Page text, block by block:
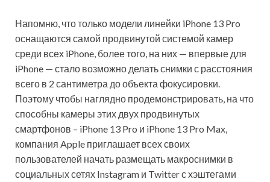
Напомню, что только модели линейки iPhone 13 Pro
оснащаются самой продвинутой системой камер
среди всех iPhone, более того, на них — впервые для
iPhone — стало возможно делать снимки с расстояния
всего в 2 сантиметра до объекта фокусировки.
Поэтому чтобы наглядно продемонстрировать, на что
способны камеры этих двух продвинутых
смартфонов – iPhone 13 Pro и iPhone 13 Pro Max,
компания Apple приглашает всех своих
пользователей начать размещать макроснимки в
социальных сетях Instagram и Twitter с хэштегами